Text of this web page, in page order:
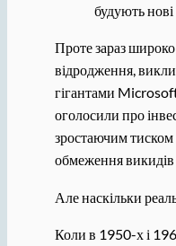
будують нові
Проте зараз
відродження,
гігантами
оголосили про
зростаючим
обмеження
Але наскільки
Коли в 1950-х і